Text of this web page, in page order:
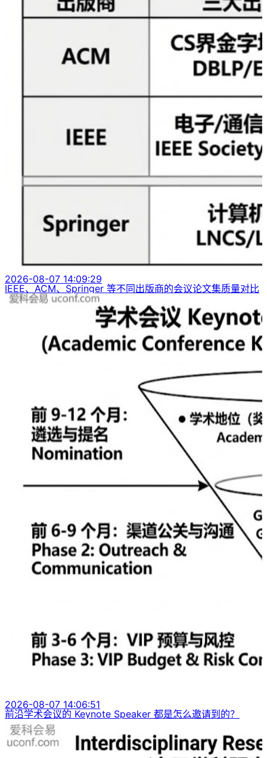
2026-08-07 14:09:29
IEEE、ACM、Springer 等不同出版商的会议论文集质量对比
2026-08-07 14:06:51
前沿学术会议的 Keynote Speaker 都是怎么邀请到的？